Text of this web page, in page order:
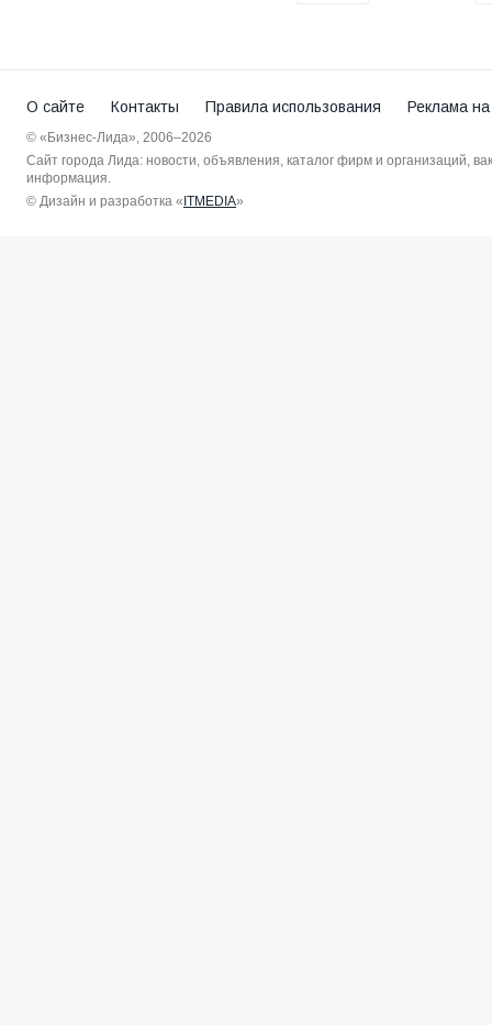
О сайте Контакты Правила использования Реклама
© «Бизнес-Лида», 2006–2026
Сайт города Лида: новости, объявления, каталог фирм и организаций,
информация.
© Дизайн и разработка «ITMEDIA»